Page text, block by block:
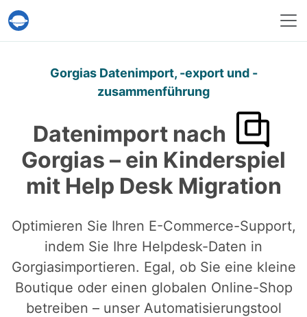
Help Desk Migration
Gorgias Datenimport, -export und -
zusammenführung
Datenimport nach
Gorgias – ein Kinderspiel
mit Help Desk Migration
Optimieren Sie Ihren E-Commerce-Support,
indem Sie Ihre Helpdesk-Daten in
Gorgiasimportieren. Egal, ob Sie eine kleine
Boutique oder einen globalen Online-Shop
betreiben – unser Automatisierungstool